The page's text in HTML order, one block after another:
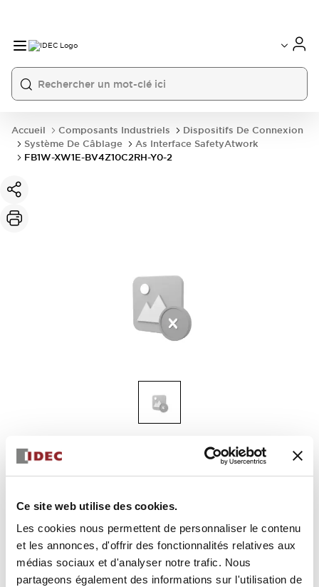
Ce site web utilise des cookies.
Les cookies nous permettent de personnaliser le contenu
et les annonces, d'offrir des fonctionnalités relatives aux
médias sociaux et d'analyser notre trafic. Nous
partageons également des informations sur l'utilisation de
Accueil Composants Industriels
Dispositifs De Connexion
Système De Câblage
As Interface SafetyAtwork
FB1W-XW1E-BV4Z10C2RH-Y0-2
FB1W-XW1E-BV4Z10C2RH-
Sélectionner la quantité